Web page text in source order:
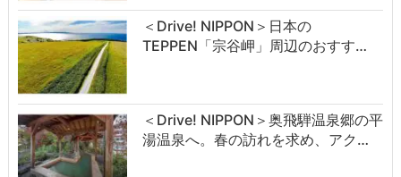
＜Drive! NIPPON＞日本の
TEPPEN「宗谷岬」周辺のおすす…
＜Drive! NIPPON＞奥飛騨温泉郷の平
湯温泉へ。春の訪れを求め、アク…